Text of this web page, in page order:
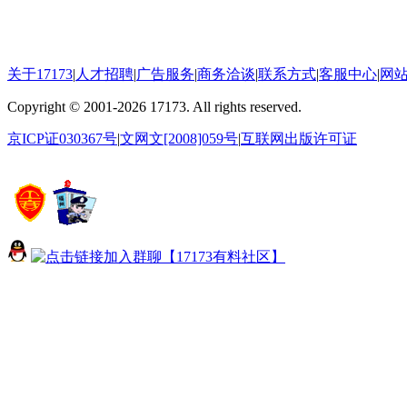
关于17173| 人才招聘|广告服务|商务洽谈|联系方式|客服中心|网
Copyright © 2001-2026 17173. All rights reserved.
京ICP证030367号|文网文[2008]059号|互联网出版许可证